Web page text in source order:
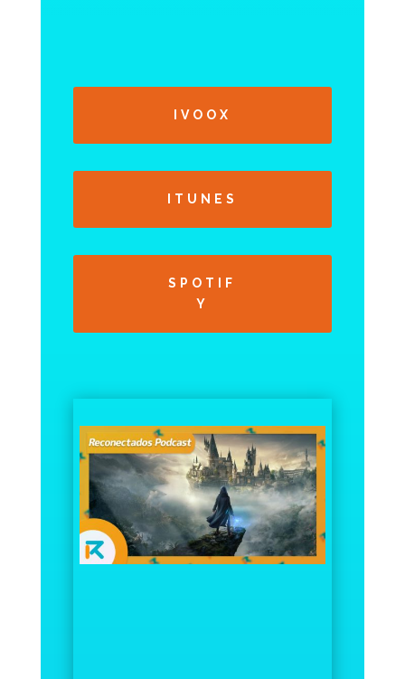
IVOOX
ITUNES
SPOTIF
Y